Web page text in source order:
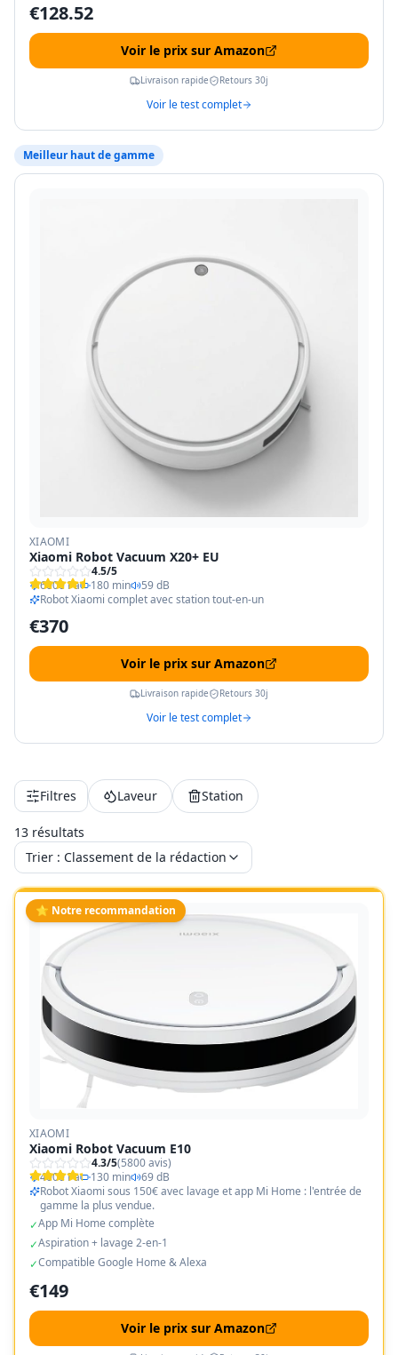
€128.52
Voir le prix sur Amazon
Livraison rapide Retours 30j
Voir le test complet
Meilleur haut de gamme
XIAOMI
Xiaomi Robot Vacuum X20+ EU
4.5/5
6000 Pa
180 min
59 dB
Robot Xiaomi complet avec station tout-en-un
€370
Voir le prix sur Amazon
Livraison rapide Retours 30j
Voir le test complet
Filtres Laveur Station
13 résultats
Trier : Classement de la rédaction
⭐ Notre recommandation
XIAOMI
Xiaomi Robot Vacuum E10
4.3/5(5800avis)
4000 Pa
130 min
69 dB
Robot Xiaomi sous 150€ avec lavage et app Mi Home : l'entrée de
gamme la plus vendue.
✓App Mi Home complète
✓Aspiration + lavage 2-en-1
✓Compatible Google Home & Alexa
€149
Voir le prix sur Amazon